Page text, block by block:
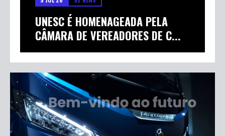
UNESC É HOMENAGEADA PELA
CÂMARA DE VEREADORES DE C...